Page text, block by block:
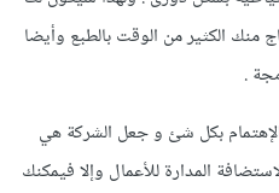
الكثير من الوقت بالطبع وأيضا
.
بكل شئ و جعل الشركة هي
المدارة للأعمال وإلا فيمكنك